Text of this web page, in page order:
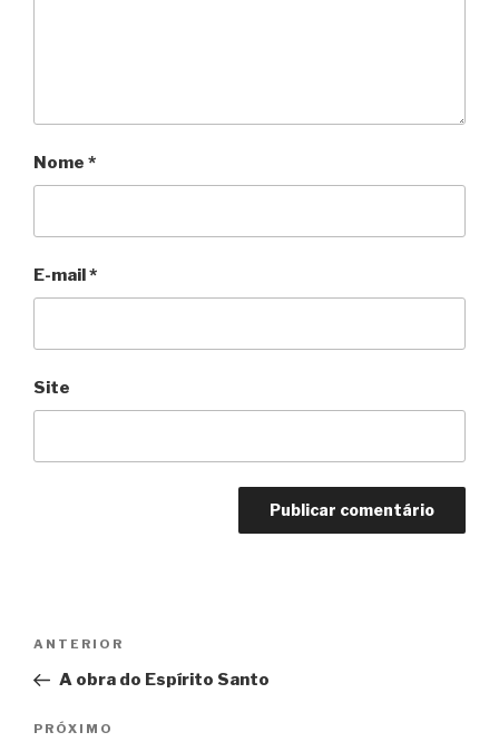
Nome *
E-mail*
Site
Post
Post
anterior
ANTERIOR
A obra do Espírito Santo
Próximo
PRÓXIMO